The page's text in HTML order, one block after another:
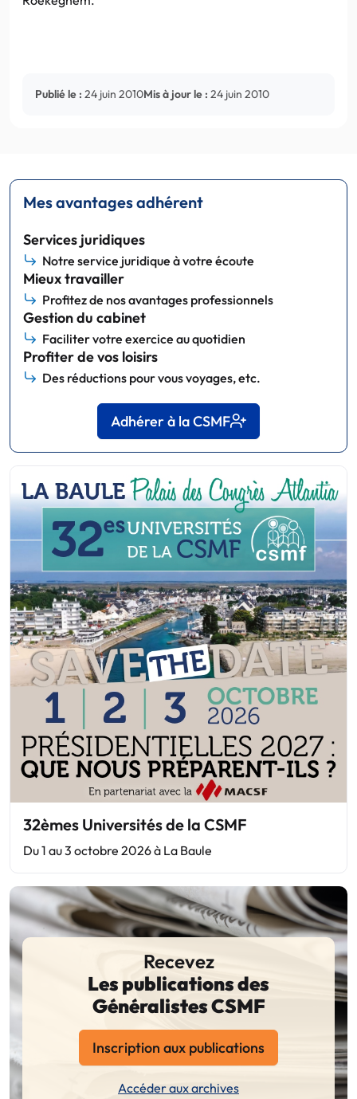
Publié le : 24 juin 2010Mis à jour le : 24 juin 2010
Mes avantages adhérent
Services juridiques
Notre service juridique à votre écoute
Mieux travailler
Profitez de nos avantages professionnels
Gestion du cabinet
Faciliter votre exercice au quotidien
Profiter de vos loisirs
Des réductions pour vous voyages, etc.
Adhérer à la CSMF
32èmes Universités de la CSMF
Du 1 au 3 octobre 2026 à La Baule
Recevez
Les publications des
Généralistes CSMF
Inscription aux publications
Accéder aux archives